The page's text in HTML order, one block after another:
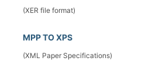
(XER file format)
MPP TO XPS
(XML Paper Specifications)